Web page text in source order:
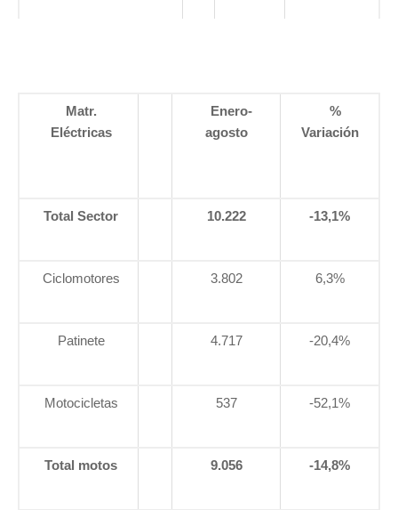
Matr.
Eléctricas
Enero-
agosto
%
Variación
Total Sector 10.222 -13,1%
Ciclomotores 3.802 6,3%
Patinete 4.717 -20,4%
Motocicletas 537 -52,1%
Total motos 9.056 -14,8%